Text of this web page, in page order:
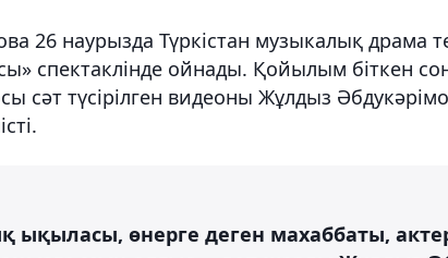
26 наурызда Түркістан музыкалық драма
спектаклінде ойнады. Қойылым біткен
сәт түсірілген видеоны Жұлдыз
ықыласы, өнерге деген махаббаты,